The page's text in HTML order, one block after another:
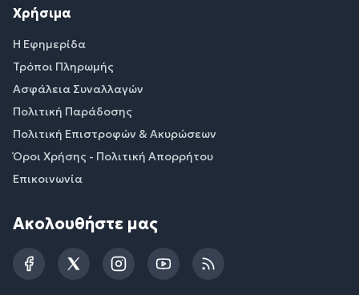
Χρήσιμα
Η Εφημερίδα
Τρόποι Πληρωμής
Ασφάλεια Συναλλαγών
Πολιτική Παράδοσης
Πολιτική Επιστροφών & Ακυρώσεων
Όροι Χρήσης - Πολιτική Απορρήτου
Επικοινωνία
Ακολουθήστε μας
FacebookTwitterInstagramYouTubeRSS